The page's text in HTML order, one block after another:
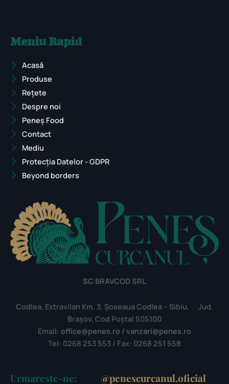
Meniu Rapid
Acasă
Produse
Rețete
Despre noi
Peneș Food
Contact
Mediu
Protecția Datelor - GDPR
Beyond borders
SC BRAVCOD SRL
Codlea, Extravilan Km. 3, Șoseaua Codlea – Sibiu, Jud.
Brașov, Cod Poștal 505100
Email: office@penes.ro / vanzari@penes.ro
Tel: 0268 253 553 / Fax: 0268 251 558
Urmareste-ne: @penescurcanul.oficial